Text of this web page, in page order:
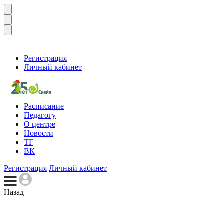
Регистрация
Личный кабинет
Расписание
Педагогу
О центре
Новости
ТГ
ВК
Регистрация Личный кабинет
Назад